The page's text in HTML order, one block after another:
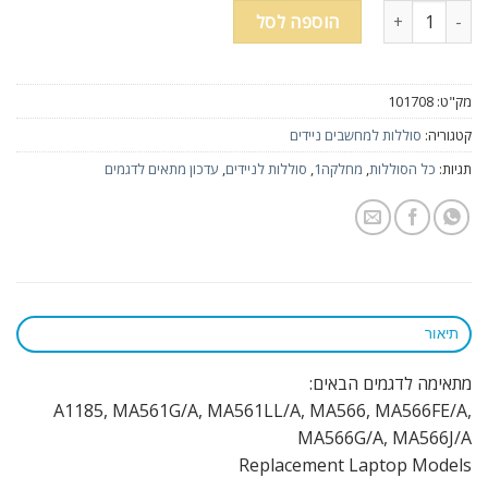
כמות של סוללה חליפית 6 תאים למחשב נייד Apple MacBook 13 A1185 MA254 MA699 - לבןהוספה לסל
מק"ט: 101708
קטגוריה: סוללות למחשבים ניידים
תגיות: כל הסוללות, מחלקה1 , סוללות לניידים, עדכון מתאים לדגמים
תיאור
מתאימה לדגמים הבאים:
A1185, MA561G/A, MA561LL/A, MA566, MA566FE/A,
MA566G/A, MA566J/A
Replacement Laptop Models